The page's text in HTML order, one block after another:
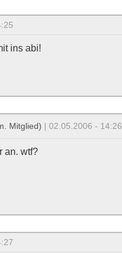
ins abi!
Mitglied) | 02.05.2006 - 14:26
an. wtf?